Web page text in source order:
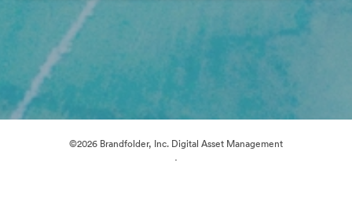
©2026 Brandfolder, Inc. Digital Asset Management
·